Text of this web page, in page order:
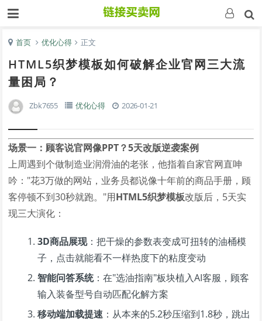
首页 优化心得 正文
HTML5织梦模板如何破解企业官网三大流
量困局？
Zbk7655 优化心得 2026-01-21
场景一：顾客说官网像PPT？5天改版逆袭案例
上周遇到个做制造业润滑油的老张，他指着自家官网直呻
吟："花3万做的网站，业务员都说像十年前的商品手册，顾
客停顿不到30秒就跑。"用HTML5织梦模板改版后，5天实
现三大演化：
3D商品展现：把干燥的参数表变成可扭转的油桶模
子，点击就能看不一样热度下的粘度变动
智能问答系统：在"选油指南"板块植入AI客服，顾客
输入装备型号自动匹配化解方案
移动端加载提速 ：从本来的5.2秒压缩到1.8秒，跳出